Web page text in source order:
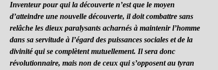
Inventeur pour qui la découverte n’est que le moyen
d’atteindre une nouvelle découverte, il doit combattre sans
relâche les dieux paralysants acharnés à maintenir l’homme
dans sa servitude à l’égard des puissances sociales et de la
divinité qui se complètent mutuellement. Il sera donc
révolutionnaire, mais non de ceux qui s’opposent au tyran